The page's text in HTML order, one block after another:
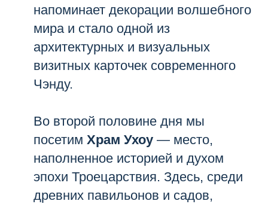
напоминает декорации волшебного
мира и стало одной из
архитектурных и визуальных
визитных карточек современного
Чэнду.
Во второй половине дня мы
посетим Храм Ухоу — место,
наполненное историей и духом
эпохи Троецарствия. Здесь, среди
древних павильонов и садов,